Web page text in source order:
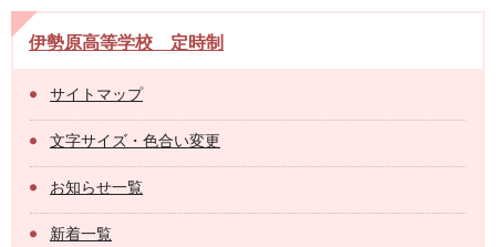
伊勢原高等学校 定時制
サイトマップ
文字サイズ・色合い変更
お知らせ一覧
新着一覧